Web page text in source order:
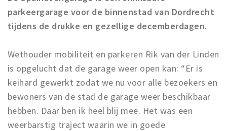
Toeristische routes
Sport
Inloggen
parkeergarage voor de binnenstad van Dordrecht
tijdens de drukke en gezellige decemberdagen.
Wethouder mobiliteit en parkeren Rik van der Linden
is opgelucht dat de garage weer open kan: “Er is
keihard gewerkt zodat we nu voor alle bezoekers en
bewoners van de stad de garage weer beschikbaar
hebben. Daar ben ik heel blij mee. Het was een
weerbarstig traject waarin we in goede